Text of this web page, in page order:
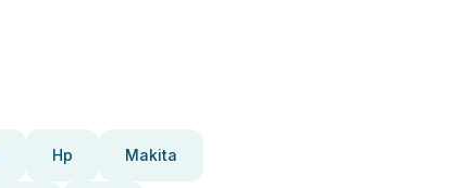
Hp Makita